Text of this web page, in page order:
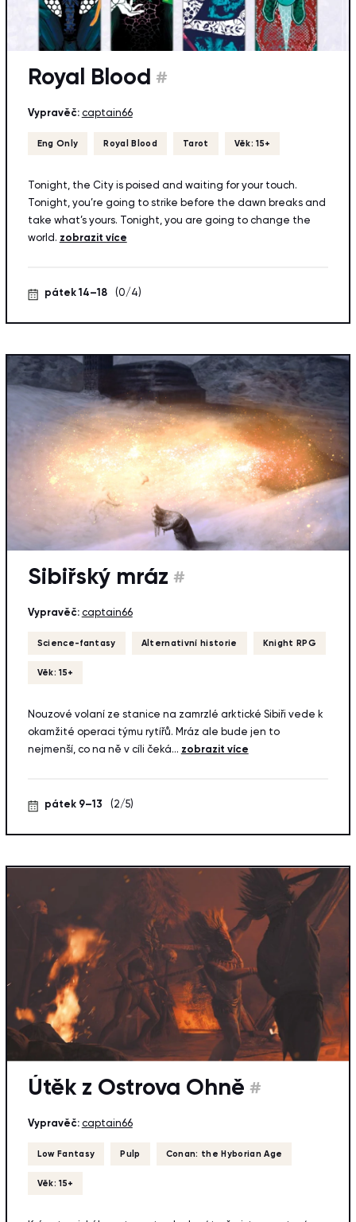
Royal Blood #
Vypravěč: captain66
Eng Only Royal Blood Tarot Věk: 15+
Tonight, the City is poised and waiting for your touch.
Tonight, you’re going to strike before the dawn breaks and
take what’s yours. Tonight, you are going to change the
world. zobrazit více
pátek 14–18 (0/4)
Sibiřský mráz #
Vypravěč: captain66
Science-fantasy Alternativní historie Knight RPG
Věk: 15+
Nouzové volaní ze stanice na zamrzlé arktické Sibiři vede k
okamžité operaci týmu rytířů. Mráz ale bude jen to
nejmenší, co na ně v cíli čeká... zobrazit více
pátek 9–13 (2/5)
Útěk z Ostrova Ohně #
Vypravěč: captain66
Low Fantasy Pulp Conan: the Hyborian Age
Věk: 15+